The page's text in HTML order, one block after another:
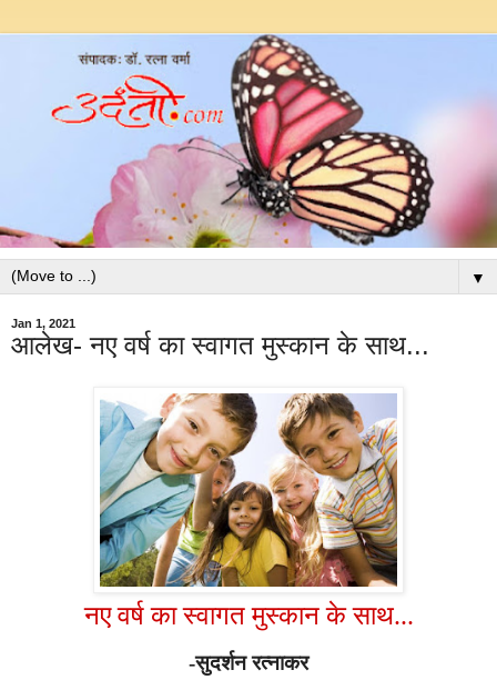
▼
Jan 1, 2021
आलेख- नए वर्ष का स्वागत मुस्कान के साथ...
नए वर्ष का स्वागत मुस्कान के साथ...
-सुदर्शन रत्नाकर